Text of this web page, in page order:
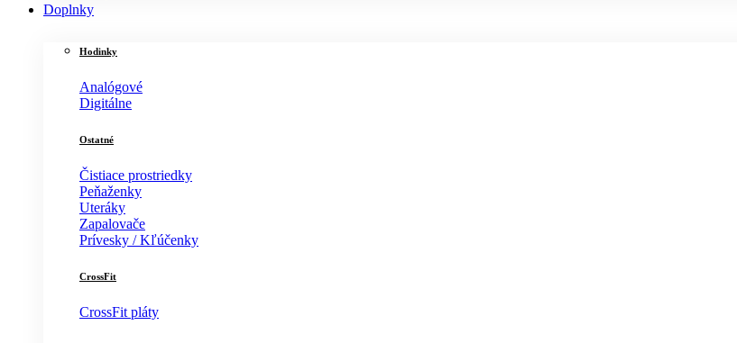
Doplnky
Hodinky
Analógové
Digitálne
Ostatné
Čistiace prostriedky
Peňaženky
Uteráky
Zapalovače
Prívesky / Kľúčenky
CrossFit
CrossFit pláty